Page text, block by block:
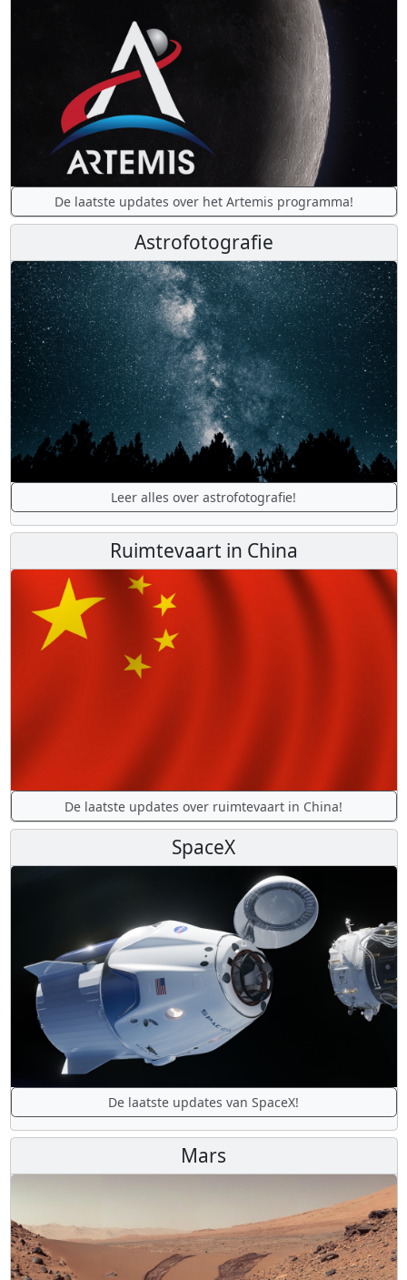
De laatste updates over het Artemis programma!
Astrofotografie
Leer alles over astrofotografie!
Ruimtevaart in China
De laatste updates over ruimtevaart in China!
SpaceX
De laatste updates van SpaceX!
Mars